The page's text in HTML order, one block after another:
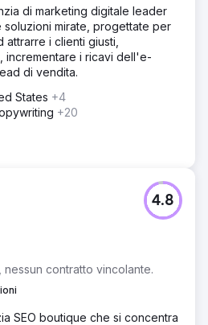
di marketing digitale leader
mirate, progettate per
attrarre i clienti giusti,
incrementare i ricavi dell'e-
di vendita.
States +4
+20
nessun contratto vincolante.
4.8
SEO boutique che si concentra